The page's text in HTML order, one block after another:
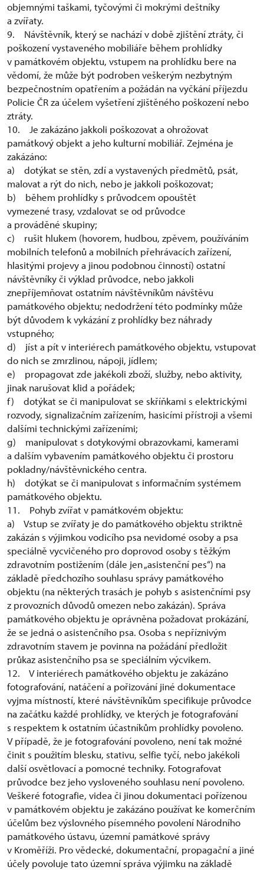
objemnými taškami, tyčovými či mokrými deštníky
a zvířaty.
9. Návštěvník, který se nachází v době zjištění ztráty, či
poškození vystaveného mobiliáře během prohlídky
v památkovém objektu, vstupem na prohlídku bere na
vědomí, že může být podroben veškerým nezbytným
bezpečnostním opatřením a požádán na vyčkání příjezdu
Policie ČR za účelem vyšetření zjištěného poškození nebo
ztráty.
10. Je zakázáno jakkoli poškozovat a ohrožovat
památkový objekt a jeho kulturní mobiliář. Zejména je
zakázáno:
a) dotýkat se stěn, zdí a vystavených předmětů, psát,
malovat a rýt do nich, nebo je jakkoli poškozovat;
b) během prohlídky s průvodcem opouštět
vymezené trasy, vzdalovat se od průvodce
a prováděné skupiny;
c) rušit hlukem (hovorem, hudbou, zpěvem, používáním
mobilních telefonů a mobilních přehrávacích zařízení,
hlasitými projevy a jinou podobnou činností) ostatní
návštěvníky či výklad průvodce, nebo jakkoli
znepříjemňovat ostatním návštěvníkům návštěvu
památkového objektu; nedodržení této podmínky může
být důvodem k vykázání z prohlídky bez náhrady
vstupného;
d) jíst a pít v interiérech památkového objektu, vstupovat
do nich se zmrzlinou, nápoji, jídlem;
e) propagovat zde jakékoli zboží, služby, nebo aktivity,
jinak narušovat klid a pořádek;
f) dotýkat se či manipulovat se skříňkami s elektrickými
rozvody, signalizačním zařízením, hasicími přístroji a všemi
dalšími technickými zařízeními;
g) manipulovat s dotykovými obrazovkami, kamerami
a dalším vybavením památkového objektu či prostoru
pokladny/návštěvnického centra.
h) dotýkat se či manipulovat s informačním systémem
památkového objektu.
11. Pohyb zvířat v památkovém objektu:
a) Vstup se zvířaty je do památkového objektu striktně
zakázán s výjimkou vodicího psa nevidomé osoby a psa
speciálně vycvičeného pro doprovod osoby s těžkým
zdravotním postižením (dále jen „asistenční pes“) na
základě předchozího souhlasu správy památkového
objektu (na některých trasách je pohyb s asistenčními psy
z provozních důvodů omezen nebo zakázán). Správa
památkového objektu je oprávněna požadovat prokázání,
že se jedná o asistenčního psa. Osoba s nepříznivým
zdravotním stavem je povinna na požádání předložit
průkaz asistenčního psa se speciálním výcvikem.
12. V interiérech památkového objektu je zakázáno
fotografování, natáčení a pořizování jiné dokumentace
vyjma místností, které návštěvníkům specifikuje průvodce
na začátku každé prohlídky, ve kterých je fotografování
s respektem k ostatním účastníkům prohlídky povoleno.
V případě, že je fotografování povoleno, není tak možné
činit s použitím blesku, stativu, selfie tyčí, nebo jakékoli
další osvětlovací a pomocné techniky. Fotografovat
průvodce bez jeho vysloveného souhlasu není povoleno.
Veškeré fotografie, videa či jinou dokumentaci pořízenou
v památkovém objektu je zakázáno používat ke komerčním
účelům bez výslovného písemného povolení Národního
památkového ústavu, územní památkové správy
v Kroměříži. Pro vědecké, dokumentační, propagační a jiné
účely povoluje tato územní správa výjimku na základě